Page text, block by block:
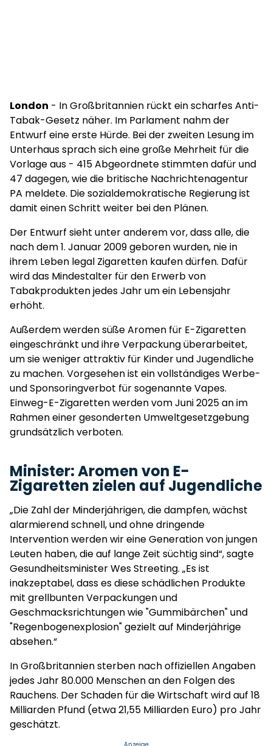
London - In Großbritannien rückt ein scharfes Anti-
Tabak-Gesetz näher. Im Parlament nahm der
Entwurf eine erste Hürde. Bei der zweiten Lesung im
Unterhaus sprach sich eine große Mehrheit für die
Vorlage aus - 415 Abgeordnete stimmten dafür und
47 dagegen, wie die britische Nachrichtenagentur
PA meldete. Die sozialdemokratische Regierung ist
damit einen Schritt weiter bei den Plänen.
Der Entwurf sieht unter anderem vor, dass alle, die
nach dem 1. Januar 2009 geboren wurden, nie in
ihrem Leben legal Zigaretten kaufen dürfen. Dafür
wird das Mindestalter für den Erwerb von
Tabakprodukten jedes Jahr um ein Lebensjahr
erhöht.
Außerdem werden süße Aromen für E-Zigaretten
eingeschränkt und ihre Verpackung überarbeitet,
um sie weniger attraktiv für Kinder und Jugendliche
zu machen. Vorgesehen ist ein vollständiges Werbe-
und Sponsoringverbot für sogenannte Vapes.
Einweg-E-Zigaretten werden vom Juni 2025 an im
Rahmen einer gesonderten Umweltgesetzgebung
grundsätzlich verboten.
Minister: Aromen von E-
Zigaretten zielen auf Jugendliche
„Die Zahl der Minderjährigen, die dampfen, wächst
alarmierend schnell, und ohne dringende
Intervention werden wir eine Generation von jungen
Leuten haben, die auf lange Zeit süchtig sind“, sagte
Gesundheitsminister Wes Streeting. „Es ist
inakzeptabel, dass es diese schädlichen Produkte
mit grellbunten Verpackungen und
Geschmacksrichtungen wie "Gummibärchen" und
"Regenbogenexplosion" gezielt auf Minderjährige
absehen.“
In Großbritannien sterben nach offiziellen Angaben
jedes Jahr 80.000 Menschen an den Folgen des
Rauchens. Der Schaden für die Wirtschaft wird auf 18
Milliarden Pfund (etwa 21,55 Milliarden Euro) pro Jahr
geschätzt.